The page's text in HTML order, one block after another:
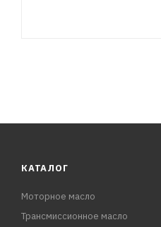
КАТАЛОГ
Моторное масло
Трансмиссионное масло